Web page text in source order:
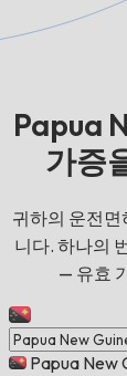
Papua
가증
귀하의 운전면
니다. 하나의
— 유효
Papua New